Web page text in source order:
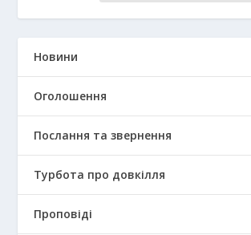
Новини
Оголошення
Послання та звернення
Турбота про довкілля
Проповіді